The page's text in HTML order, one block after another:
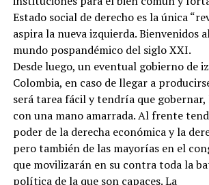
Estado social de derecho es la única
aspira la nueva izquierda. Bienvenidos
mundo pospandémico del siglo XXI.
Desde luego, un eventual gobierno de
Colombia, en caso de llegar a
será tarea fácil y tendría que
con una mano amarrada. Al frente
poder de la derecha económica y la
pero también de las mayorías en el
que movilizarán en su contra toda la
política de la que son capaces. La